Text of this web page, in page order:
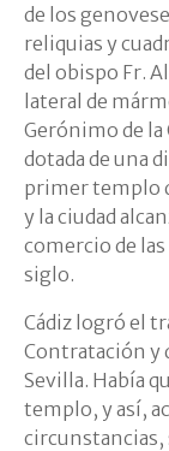
de los
reliquias y
del obispo Fr.
lateral de
Gerónimo de la
dotada de una
primer templo
y la ciudad
comercio de
siglo.
Cádiz logró el
Contratación y
Sevilla. Había
templo, y así,
circunstancias,